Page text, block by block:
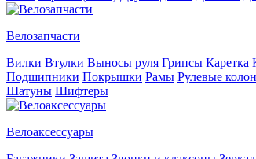
Велозапчасти
Вилки Втулки Выносы руля Грипсы Каретка
Подшипники Покрышки Рамы Рулевые
Шатуны Шифтеры
Велоаксессуары